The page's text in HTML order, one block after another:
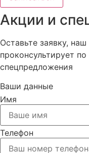
Акции и
Оставьте заявку,
проконсультирует
спецпредложения
Ваши данные
Имя
Телефон